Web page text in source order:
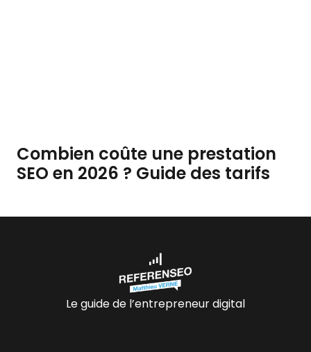
Combien coûte une prestation
SEO en 2026 ? Guide des tarifs
Le guide de l’entrepreneur digital